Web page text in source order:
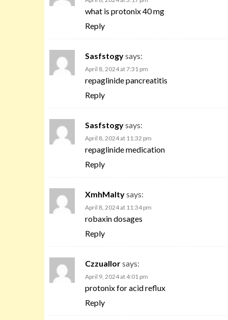
what is protonix 40 mg
Reply
Sasfstogysays:
April 8, 2024 at 7:31 pm
repaglinide pancreatitis
Reply
Sasfstogysays:
April 8, 2024 at 11:32 pm
repaglinide medication
Reply
XmhMaltysays:
April 8, 2024 at 11:34 pm
robaxin dosages
Reply
Czzuallorsays:
April 9, 2024 at 4:01 pm
protonix for acid reflux
Reply